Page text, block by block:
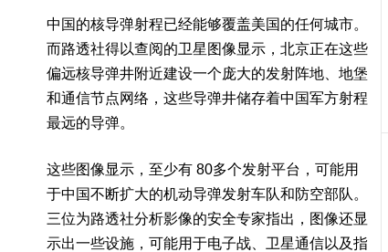
中国的核导弹射程已经能够覆盖美国的任何城市。
而路透社得以查阅的卫星图像显示，北京正在这些
偏远核导弹井附近建设一个庞大的发射阵地、地堡
和通信节点网络，这些导弹井储存着中国军方射程
最远的导弹。
这些图像显示，至少有 80多个发射平台，可能用
于中国不断扩大的机动导弹发射车队和防空部队。
三位为路透社分析影像的安全专家指出，图像还显
示出一些设施，可能用于电子战、卫星通信以及指